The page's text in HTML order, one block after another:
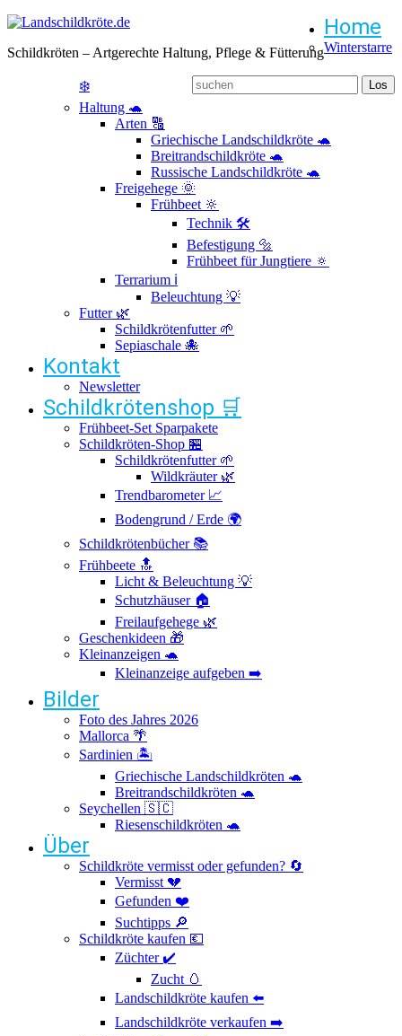
Schildkröten – Artgerechte Haltung, Pflege & Fütterung
Home
Winterstarre
❄️
Haltung 🐢
Arten 🔠
Griechische Landschildkröte 🐢
Breitrandschildkröte 🐢
Russische Landschildkröte 🐢
Freigehege 🌞
Frühbeet 🔆
Technik 🛠️
Befestigung 🔩
Frühbeet für Jungtiere 🔅
Terrarium ℹ️
Beleuchtung 💡
Futter 🌿
Schildkrötenfutter 🌱
Sepiaschale 🐙
Kontakt
Newsletter
Schildkrötenshop 🛒
Frühbeet-Set Sparpakete
Schildkröten-Shop 🏪
Schildkrötenfutter 🌱
Wildkräuter 🌿
Trendbarometer 📈
Bodengrund / Erde 🌍
Schildkrötenbücher 📚
Frühbeete 🔝
Licht & Beleuchtung 💡
Schutzhäuser 🏠
Freilaufgehege 🌿
Geschenkideen 🎁
Kleinanzeigen 🐢
Kleinanzeige aufgeben ➡️
Bilder
Foto des Jahres 2026
Mallorca 🌴
Sardinien 🏝️
Griechische Landschildkröten 🐢
Breitrandschildkröten 🐢
Seychellen 🇸🇨
Riesenschildkröten 🐢
Über
Schildkröte vermisst oder gefunden? 🔄
Vermisst 💔
Gefunden ❤️
Suchtipps 🔎
Schildkröte kaufen 💶
Züchter ✔️
Zucht 🥚
Landschildkröte kaufen ⬅️
Landschildkröte verkaufen ➡️